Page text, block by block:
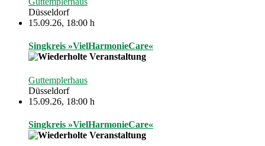
Düsseldorf
15.09.26, 18:00 h
Singkreis »VielHarmonieCare«
Guttemplerhaus
Düsseldorf
15.09.26, 18:00 h
Singkreis »VielHarmonieCare«